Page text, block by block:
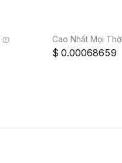
Cao Nhất Mọi
0.00068659